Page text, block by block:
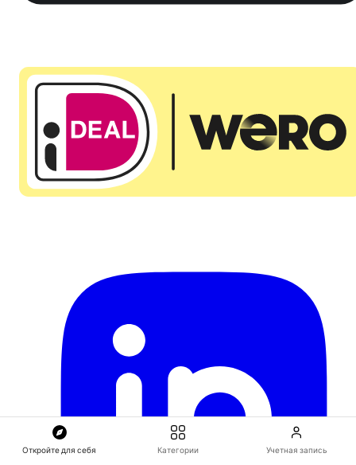
Откройте для себя Категории Учетная запись